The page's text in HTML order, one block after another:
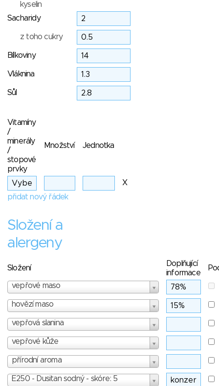
kyselin
Sacharidy
z toho cukry
Bílkoviny
Vláknina
Sůl
Vitamíny
/
minerály
/
stopové
prvky
Množství Jednotka
X
přidat nový řádek
Složení a
alergeny
Složení
Doplňující
informace
vepřové maso
hovězí maso
vepřová slanina
vepřové kůže
přírodní aroma
E250 - Dusitan sodný - skóre: 5